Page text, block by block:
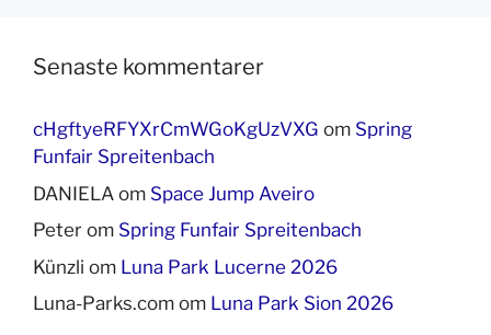
Senaste kommentarer
cHgftyeRFYXrCmWGoKgUzVXG om Spring
Funfair Spreitenbach
DANIELA om Space Jump Aveiro
Peter om Spring Funfair Spreitenbach
Künzli om Luna Park Lucerne 2026
Luna-Parks.com om Luna Park Sion 2026